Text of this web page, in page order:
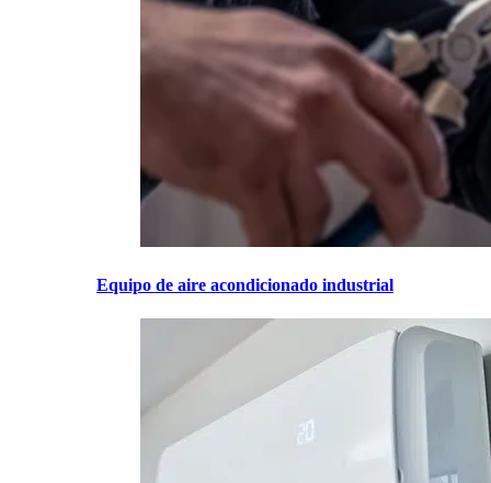
Equipo de aire acondicionado industrial